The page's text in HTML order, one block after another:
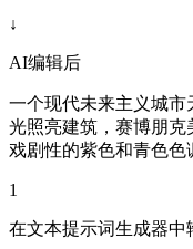
↓
AI编辑后
一个现代未来主义城
光照亮建筑，赛博朋克
戏剧性的紫色和青色色
1
在文本提示词生成器中